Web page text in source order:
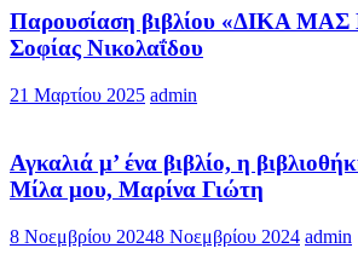
Παρουσίαση βιβλίου «ΔΙΚΑ ΜΑΣ
Σοφίας Νικολαΐδου
21 Μαρτίου 2025 admin
Αγκαλιά μ’ ένα βιβλίο, η
Μίλα μου, Μαρίνα Γιώτη
8 Νοεμβρίου 20248 Νοεμβρίου 2024 admin